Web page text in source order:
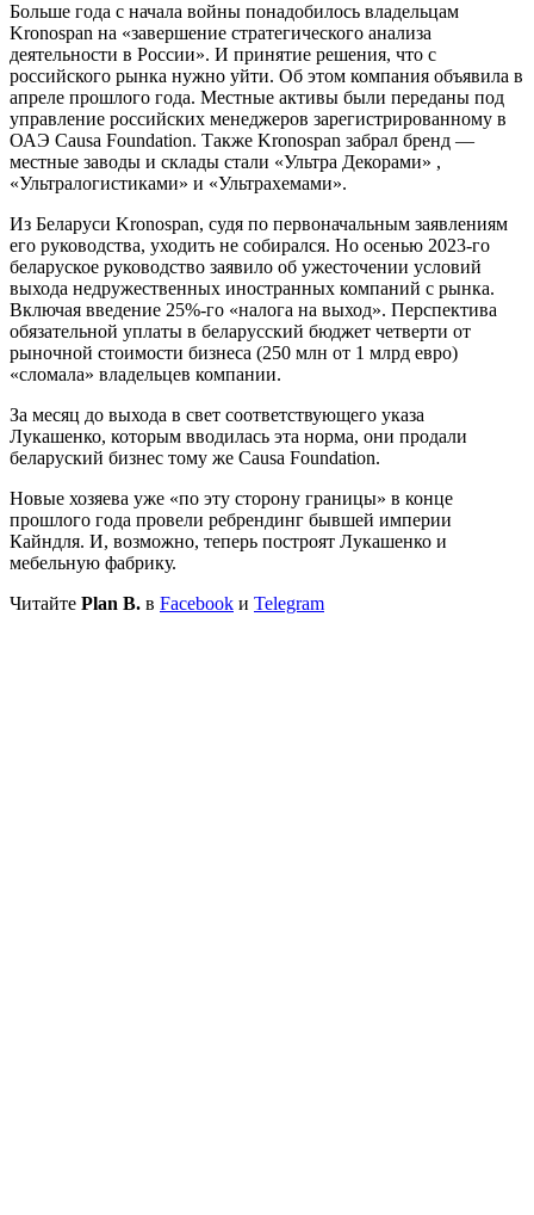
Больше года с начала войны понадобилось владельцам
Kronospan на «завершение стратегического анализа
деятельности в России». И принятие решения, что с
российского рынка нужно уйти. Об этом компания объявила в
апреле прошлого года. Местные активы были переданы под
управление российских менеджеров зарегистрированному в
ОАЭ Causa Foundation. Также Kronospan забрал бренд —
местные заводы и склады стали «Ультра Декорами» ,
«Ультралогистиками» и «Ультрахемами».
Из Беларуси Kronospan, судя по первоначальным заявлениям
его руководства, уходить не собирался. Но осенью 2023-го
беларуское руководство заявило об ужесточении условий
выхода недружественных иностранных компаний с рынка.
Включая введение 25%-го «налога на выход». Перспектива
обязательной уплаты в беларусский бюджет четверти от
рыночной стоимости бизнеса (250 млн от 1 млрд евро)
«сломала» владельцев компании.
За месяц до выхода в свет соответствующего указа
Лукашенко, которым вводилась эта норма, они продали
беларуский бизнес тому же Causa Foundation.
Новые хозяева уже «по эту сторону границы» в конце
прошлого года провели ребрендинг бывшей империи
Кайндля. И, возможно, теперь построят Лукашенко и
мебельную фабрику.
Читайте Plan B. в Facebook и Telegram